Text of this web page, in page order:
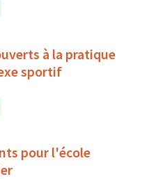
à la pratique
sportif
pour l'école